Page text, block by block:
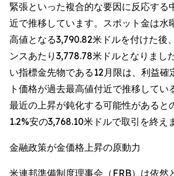
緊張といった複合的な要因に反応する
近で推移しています。スポット金は水
高値となる3,790.82米ドルを付けた後
ンスあたり3,778.78米ドルとなりまし
い指標金先物である12月限は、利益確
ト価格が過去最高値付近で推移してい
最近の上昇が鈍化する可能性があると
1.2%安の3,768.10米ドルで取引を終え
金融政策が金価格上昇の原動力
米連邦準備制度理事会（FRB）は依然